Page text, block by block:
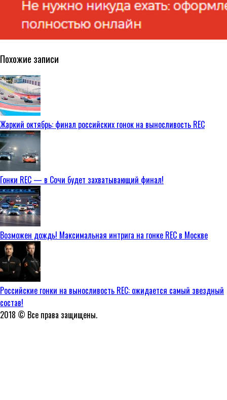
Похожие записи
Жаркий октябрь: финал российских гонок на выносливость REC
Гонки REC — в Сочи будет захватывающий финал!
Возможен дождь! Максимальная интрига на гонке REC в Москве
Российские гонки на выносливость REC: ожидается самый звездный
состав!
2018 © Все права защищены.